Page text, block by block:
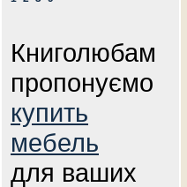
Книголюбам
пропонуємо
купить
мебель
для ваших